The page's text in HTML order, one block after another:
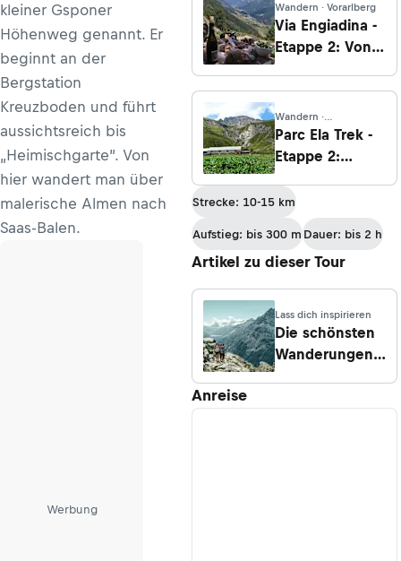
kleiner Gsponer
Höhenweg genannt. Er
beginnt an der
Bergstation
Kreuzboden und führt
aussichtsreich bis
„Heimischgarte”. Von
hier wandert man über
malerische Almen nach
Saas-Balen.
Werbung
Wandern · Vorarlberg
Via Engiadina -
Etappe 2: Von
Guarda
Wandern ·
Graubünden
Parc Ela Trek -
Etappe 2:
Stierva - Ziteil -
Radons
Strecke: 10-15 km
Aufstieg: bis 300 m Dauer: bis 2 h
Artikel zu dieser Tour
Lass dich inspirieren
Die schönsten
Wanderungen
Anreise